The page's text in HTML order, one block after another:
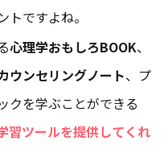
トですよね。
心理学おもしろBOOK、
ウンセリングノート、プ
クを学ぶことができる
習ツールを提供してくれ